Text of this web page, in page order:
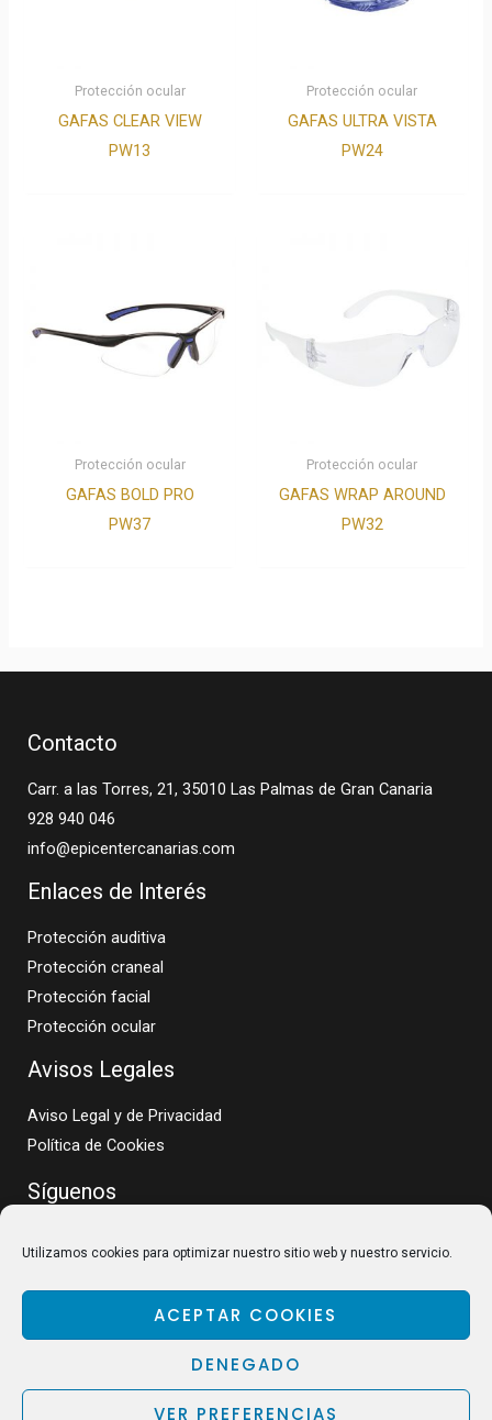
Utilizamos cookies para optimizar nuestro sitio web y nuestro servicio.
ACEPTAR COOKIES
DENEGADO
VER PREFERENCIAS
Protección ocular
GAFAS CLEAR VIEW
PW13
Protección ocular
GAFAS ULTRA VISTA
PW24
Protección ocular
GAFAS BOLD PRO
PW37
Protección ocular
GAFAS WRAP AROUND
PW32
Contacto
Carr. a las Torres, 21, 35010 Las Palmas de Gran Canaria
928 940 046
info@epicentercanarias.com
Enlaces de Interés
Protección auditiva
Protección craneal
Protección facial
Protección ocular
Avisos Legales
Aviso Legal y de Privacidad
Política de Cookies
Síguenos